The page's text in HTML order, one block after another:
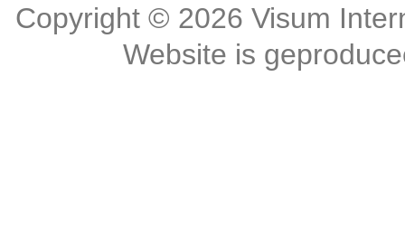
Copyright © 2026 Visum
Website is